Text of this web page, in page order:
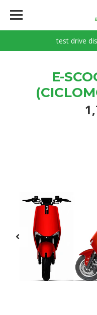
test drive
E-